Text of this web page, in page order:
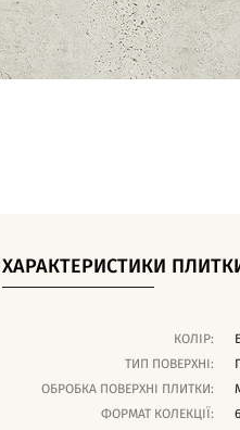
ХАРАКТЕРИСТИКИ
КОЛІР:
ТИП ПОВЕРХНІ:
ОБРОБКА ПОВЕРХНІ ПЛИТКИ:
ФОРМАТ КОЛЕКЦІЇ: